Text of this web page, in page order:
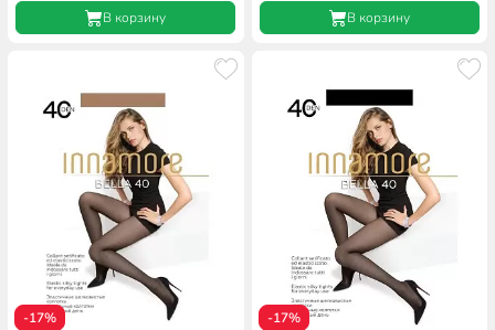
В корзину В корзину
-17%
-17%